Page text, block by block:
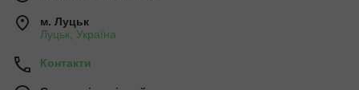
м. Луцьк
Луцьк, Україна
Контакти